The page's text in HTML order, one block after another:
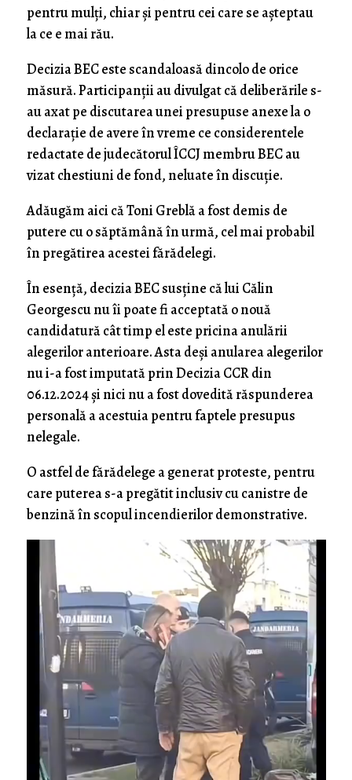
pentru mulți, chiar și pentru cei care se așteptau
la ce e mai rău.
Decizia BEC este scandaloasă dincolo de orice
măsură. Participanții au divulgat că deliberările s-
au axat pe discutarea unei presupuse anexe la o
declarație de avere în vreme ce considerentele
redactate de judecătorul ÎCCJ membru BEC au
vizat chestiuni de fond, neluate în discuție.
Adăugăm aici că Toni Greblă a fost demis de
putere cu o săptămână în urmă, cel mai probabil
în pregătirea acestei fărădelegi.
În esență, decizia BEC susține că lui Călin
Georgescu nu îi poate fi acceptată o nouă
candidatură cât timp el este pricina anulării
alegerilor anterioare. Asta deși anularea alegerilor
nu i-a fost imputată prin Decizia CCR din
06.12.2024 și nici nu a fost dovedită răspunderea
personală a acestuia pentru faptele presupus
nelegale.
O astfel de fărădelege a generat proteste, pentru
care puterea s-a pregătit inclusiv cu canistre de
benzină în scopul incendierilor demonstrative.